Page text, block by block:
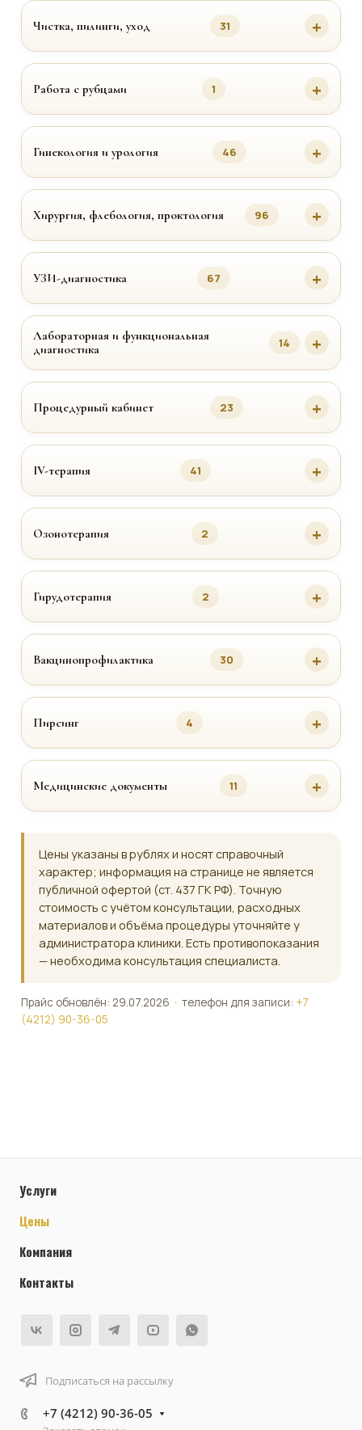
Чистка, пилинги, уход 31
Работа с рубцами 1
Гинекология и урология 46
Хирургия, флебология, проктология 96
УЗИ-диагностика 67
Лабораторная и функциональная
диагностика
14
Процедурный кабинет 23
IV-терапия 41
Озонотерапия 2
Гирудотерапия 2
Вакцинопрофилактика 30
Пирсинг 4
Медицинские документы 11
Цены указаны в рублях и носят справочный
характер; информация на странице не является
публичной офертой (ст. 437 ГК РФ). Точную
стоимость с учётом консультации, расходных
материалов и объёма процедуры уточняйте у
администратора клиники. Есть противопоказания
— необходима консультация специалиста.
Прайс обновлён: 29.07.2026 · телефон для записи: +7
(4212) 90-36-05
Услуги
Цены
Компания
Контакты
Подписаться на рассылку
+7 (4212) 90-36-05